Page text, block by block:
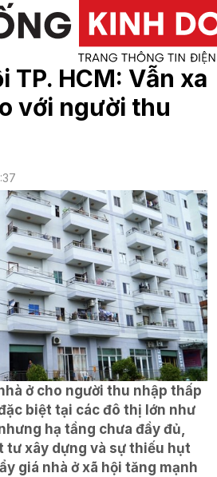
TP. HCM: Vẫn xa
với người thu
ở cho người thu nhập thấp
biệt tại các đô thị lớn như
hạ tầng chưa đầy đủ,
tư xây dựng và sự thiếu hụt
giá nhà ở xã hội tăng mạnh